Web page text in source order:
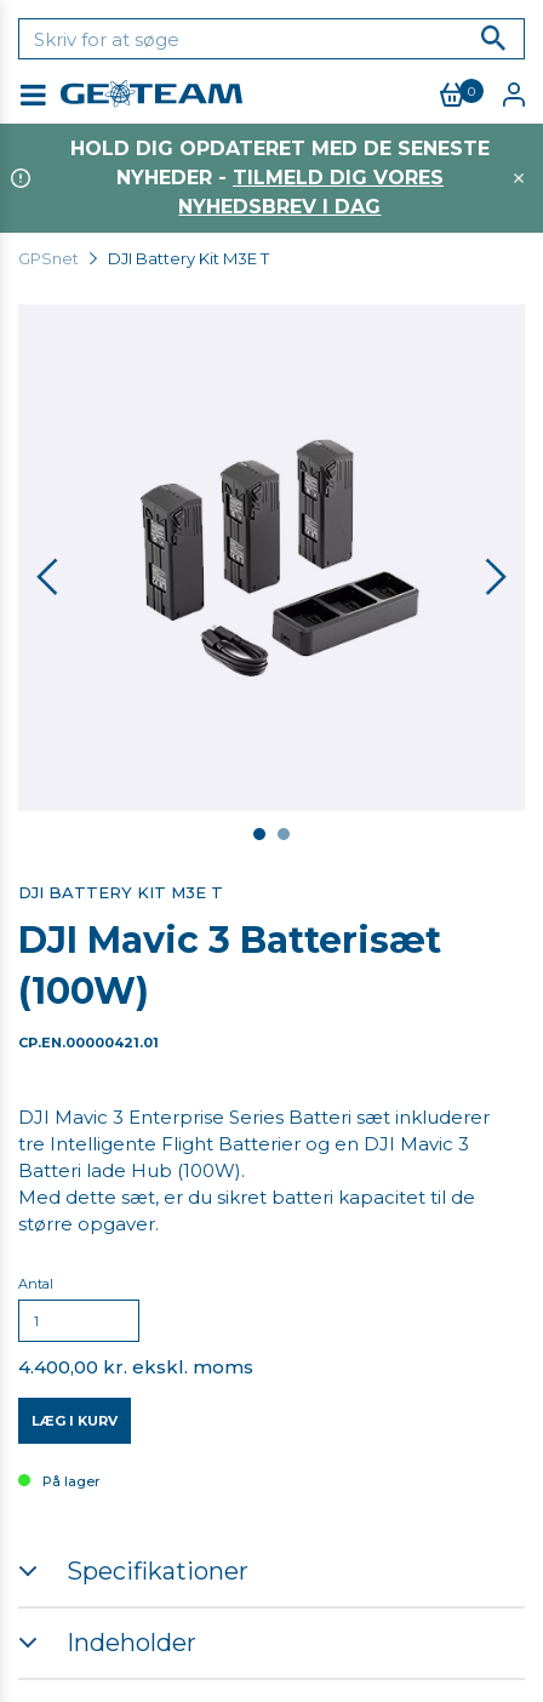
0
HOLD DIG OPDATERET MED DE SENESTE
NYHEDER - TILMELD DIG VORES
NYHEDSBREV I DAG
GPSnet DJI Battery Kit M3E T
DJI BATTERY KIT M3E T
DJI Mavic 3 Batterisæt
(100W)
CP.EN.00000421.01
DJI Mavic 3 Enterprise Series Batteri sæt inkluderer
tre Intelligente Flight Batterier og en DJI Mavic 3
Batteri lade Hub (100W).
Med dette sæt, er du sikret batteri kapacitet til de
større opgaver.
Antal
4.400,00 kr. ekskl. moms
LÆG I KURV
På lager
Specifikationer
Model: BWX260-5000-15.4 Kapacitet: 5000 mAh
Vægt: 335,5 g
Indeholder